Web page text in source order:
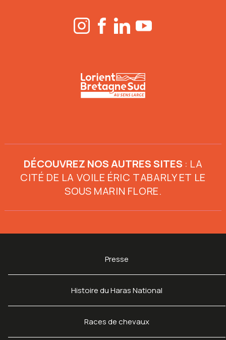
DÉCOUVREZ NOS AUTRES SITES : LA
CITÉ DE LA VOILE ÉRIC TABARLYET LE
SOUS MARIN FLORE.
Presse
Histoire du Haras National
Races de chevaux